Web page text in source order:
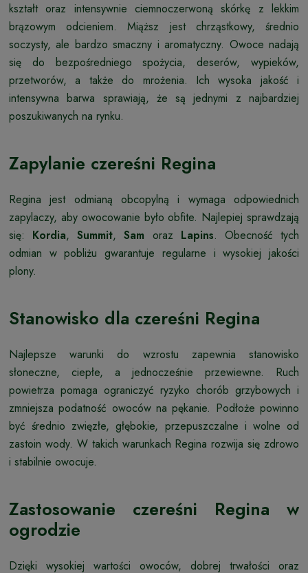
kształt oraz intensywnie ciemnoczerwoną skórkę z lekkim
brązowym odcieniem. Miąższ jest chrząstkowy, średnio
soczysty, ale bardzo smaczny i aromatyczny. Owoce nadają
się do bezpośredniego spożycia, deserów, wypieków,
przetworów, a także do mrożenia. Ich wysoka jakość i
intensywna barwa sprawiają, że są jednymi z najbardziej
poszukiwanych na rynku.
Zapylanie czereśni Regina
Regina jest odmianą obcopylną i wymaga odpowiednich
zapylaczy, aby owocowanie było obfite. Najlepiej sprawdzają
się: Kordia,Summit,Sam oraz Lapins. Obecność tych
odmian w pobliżu gwarantuje regularne i wysokiej jakości
plony.
Stanowisko dla czereśni Regina
Najlepsze warunki do wzrostu zapewnia stanowisko
słoneczne, ciepłe, a jednocześnie przewiewne. Ruch
powietrza pomaga ograniczyć ryzyko chorób grzybowych i
zmniejsza podatność owoców na pękanie. Podłoże powinno
być średnio zwięzłe, głębokie, przepuszczalne i wolne od
zastoin wody. W takich warunkach Regina rozwija się zdrowo
i stabilnie owocuje.
Zastosowanie czereśni Regina w
ogrodzie
Dzięki wysokiej wartości owoców, dobrej trwałości oraz